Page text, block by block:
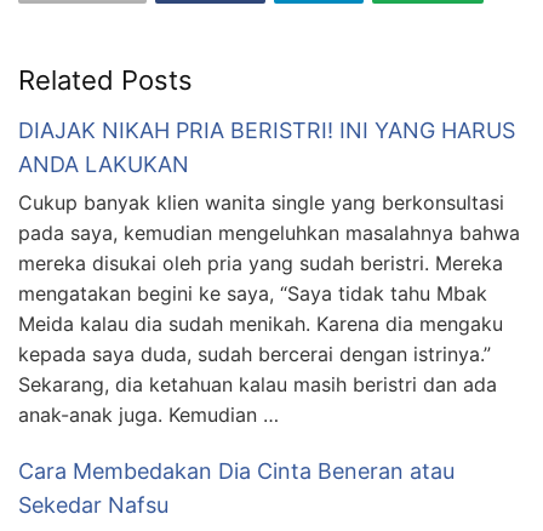
Related Posts
DIAJAK NIKAH PRIA BERISTRI! INI YANG HARUS
ANDA LAKUKAN
Cukup banyak klien wanita single yang berkonsultasi
pada saya, kemudian mengeluhkan masalahnya bahwa
mereka disukai oleh pria yang sudah beristri. Mereka
mengatakan begini ke saya, “Saya tidak tahu Mbak
Meida kalau dia sudah menikah. Karena dia mengaku
kepada saya duda, sudah bercerai dengan istrinya.”
Sekarang, dia ketahuan kalau masih beristri dan ada
anak-anak juga. Kemudian …
Cara Membedakan Dia Cinta Beneran atau
Sekedar Nafsu